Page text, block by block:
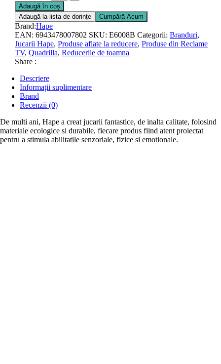
Adaugă în coș
Adaugă la lista de dorințe
Cumpără Acum
Brand:Hape
EAN: 6943478007802 SKU: E6008B Categorii: Branduri,
Jucarii Hape, Produse aflate la reducere, Produse din Reclame
TV, Quadrilla, Reducerile de toamna
Share :
Descriere
Informații suplimentare
Brand
Recenzii (0)
De multi ani, Hape a creat jucarii fantastice, de inalta calitate, folosind
materiale ecologice si durabile, fiecare produs fiind atent proiectat
pentru a stimula abilitatile senzoriale, fizice si emotionale.